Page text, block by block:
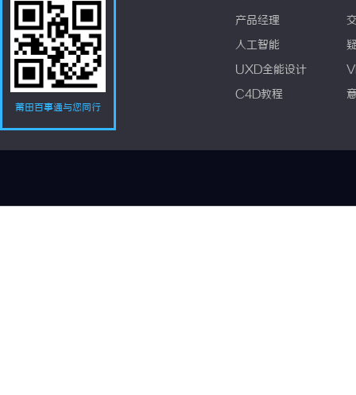
莆田百事通与您同行
产品经理
人工智能
UXD全能设计
C4D教程